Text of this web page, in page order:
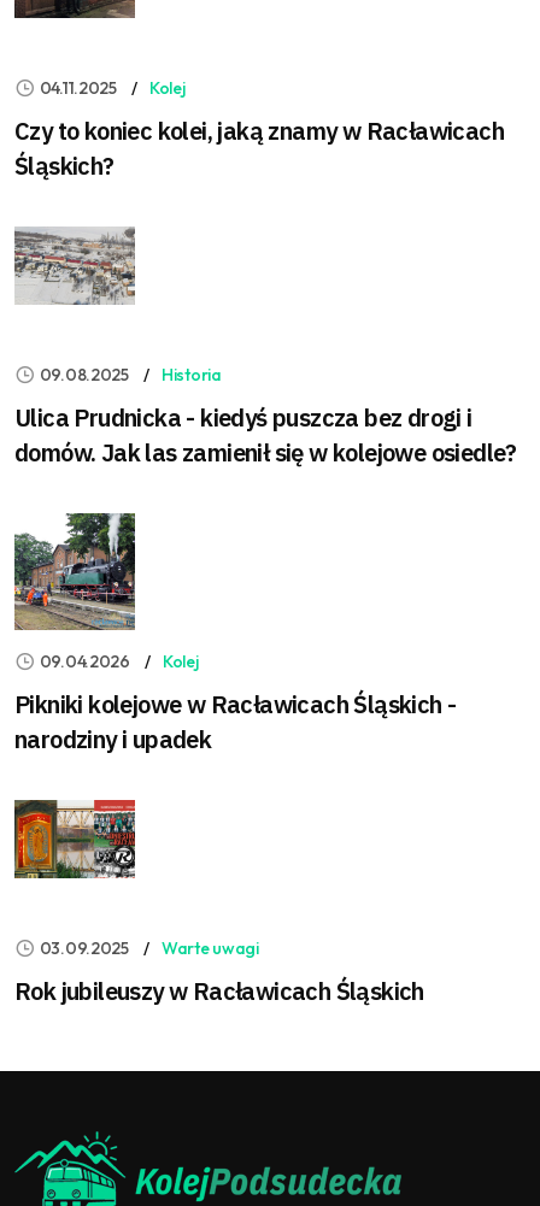
04.11.2025 Kolej
Czy to koniec kolei, jaką znamy w Racławicach
Śląskich?
09.08.2025 Historia
Ulica Prudnicka - kiedyś puszcza bez drogi i
domów. Jak las zamienił się w kolejowe osiedle?
09.04.2026 Kolej
Pikniki kolejowe w Racławicach Śląskich -
narodziny i upadek
03.09.2025 Warte uwagi
Rok jubileuszy w Racławicach Śląskich